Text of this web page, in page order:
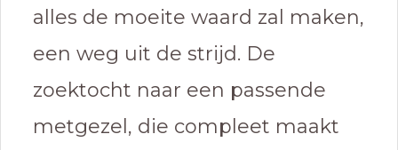
alles de moeite waard zal maken,
een weg uit de strijd. De
zoektocht naar een passende
metgezel, die compleet maakt